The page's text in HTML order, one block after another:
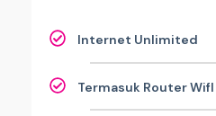
Internet Unlimited
Termasuk Router WifI